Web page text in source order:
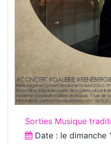
Sorties Musique
Date : le dimanche